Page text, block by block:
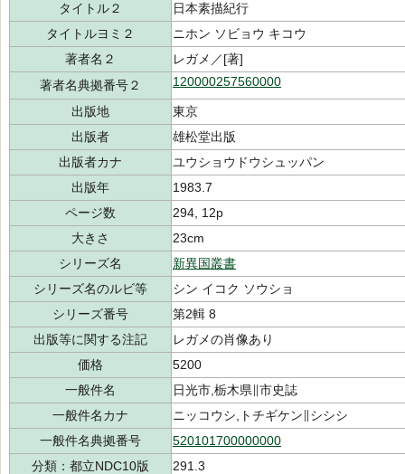
タイトル２
日本素描紀行
タイトルヨミ２
ニホン ソビョウ キコウ
著者名２
レガメ／[著]
著者名典拠番号２
120000257560000
出版地
東京
出版者
雄松堂出版
出版者カナ
ユウショウドウシュッパン
出版年
1983.7
ページ数
294, 12p
大きさ
23cm
シリーズ名
新異国叢書
シリーズ名のルビ等
シン イコク ソウショ
シリーズ番号
第2輯 8
出版等に関する注記
レガメの肖像あり
価格
5200
一般件名
日光市,栃木県∥市史誌
一般件名カナ
ニッコウシ,トチギケン∥シシシ
一般件名典拠番号
520101700000000
分類：都立NDC10版
291.3